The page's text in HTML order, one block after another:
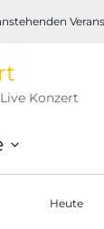
Live Konzert
Heute